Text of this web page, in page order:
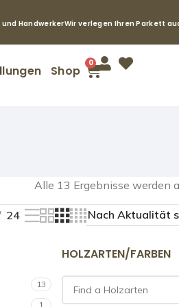
HandwerkerWir verlegen Ihren Parkett
Shop
0
Alle 13 Ergebnisse werden
24
13
1
HOLZARTEN/FARBEN